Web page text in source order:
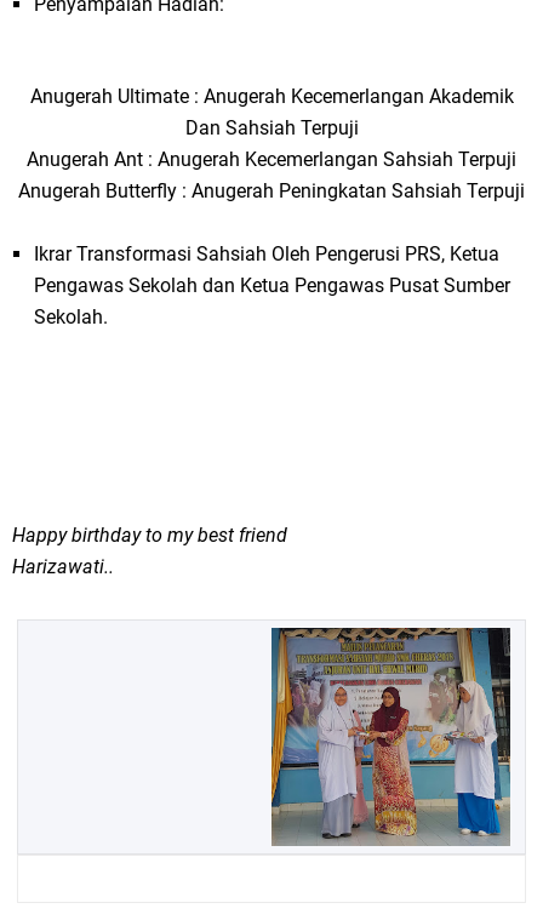
Anugerah Ultimate : Anugerah Kecemerlangan Akademik
Dan Sahsiah Terpuji
Anugerah Ant : Anugerah Kecemerlangan Sahsiah Terpuji
Anugerah Butterfly : Anugerah Peningkatan Sahsiah Terpuji
Ikrar Transformasi Sahsiah Oleh Pengerusi PRS, Ketua
Pengawas Sekolah dan Ketua Pengawas Pusat Sumber
Sekolah.
Happy birthday to my best friend
Harizawati..